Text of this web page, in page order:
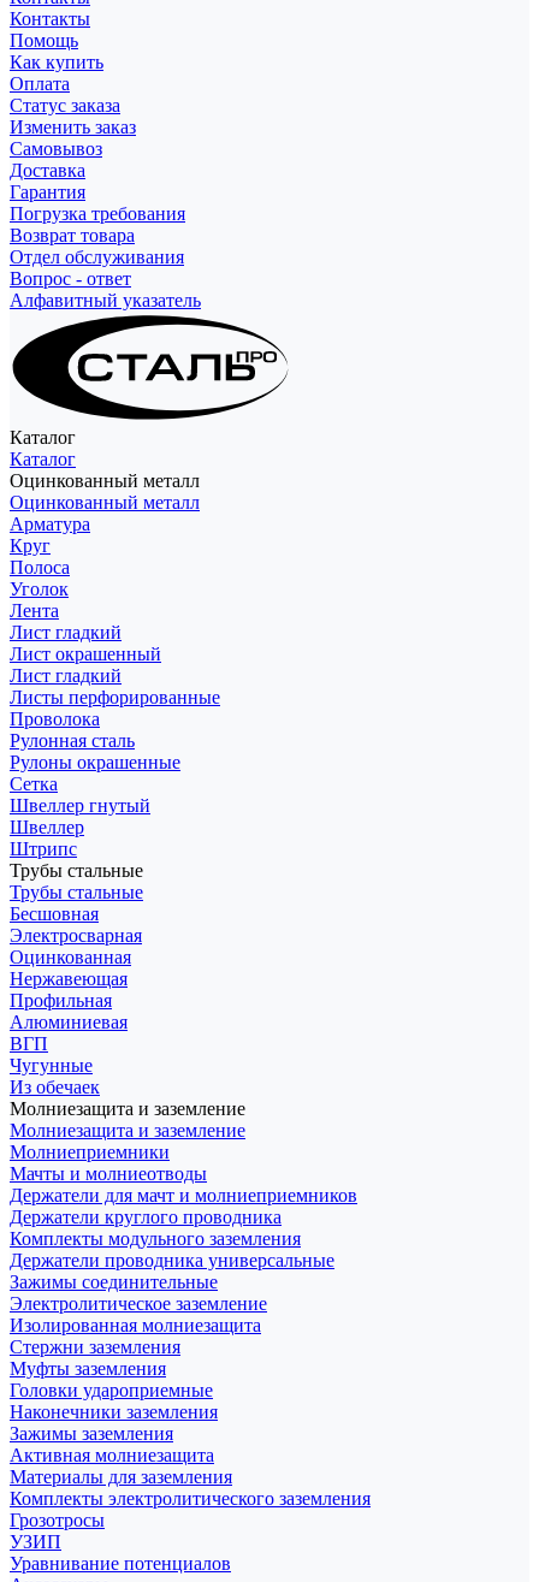
Контакты
Помощь
Как купить
Оплата
Статус заказа
Изменить заказ
Самовывоз
Доставка
Гарантия
Погрузка требования
Возврат товара
Отдел обслуживания
Вопрос - ответ
Алфавитный указатель
Каталог
Каталог
Оцинкованный металл
Оцинкованный металл
Арматура
Круг
Полоса
Уголок
Лента
Лист гладкий
Лист окрашенный
Лист гладкий
Листы перфорированные
Проволока
Рулонная сталь
Рулоны окрашенные
Сетка
Швеллер гнутый
Швеллер
Штрипс
Трубы стальные
Трубы стальные
Бесшовная
Электросварная
Оцинкованная
Нержавеющая
Профильная
Алюминиевая
ВГП
Чугунные
Из обечаек
Молниезащита и заземление
Молниезащита и заземление
Молниеприемники
Мачты и молниеотводы
Держатели для мачт и молниеприемников
Держатели круглого проводника
Комплекты модульного заземления
Держатели проводника универсальные
Зажимы соединительные
Электролитическое заземление
Изолированная молниезащита
Стержни заземления
Муфты заземления
Головки удароприемные
Наконечники заземления
Зажимы заземления
Активная молниезащита
Материалы для заземления
Комплекты электролитического заземления
Грозотросы
УЗИП
Уравнивание потенциалов